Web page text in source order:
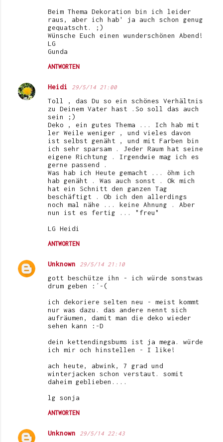
Beim Thema Dekoration bin ich leider
raus, aber ich hab' ja auch schon genug
gequatscht. ;)
Wünsche Euch einen wunderschönen Abend!
LG
Gunda
ANTWORTEN
Heidi 29/5/14 21:00
Toll , das Du so ein schönes Verhältnis
zu Deinem Vater hast .So soll das auch
sein ;)
Deko , ein gutes Thema ... Ich hab mit
ler Weile weniger , und vieles davon
ist selbst genäht , und mit Farben bin
ich sehr sparsam . Jeder Raum hat seine
eigene Richtung . Irgendwie mag ich es
gerne passend .
Was hab ich Heute gemacht ... öhm ich
hab genäht . Was auch sonst . Ok mich
hat ein Schnitt den ganzen Tag
beschäftigt . Ob ich den allerdings
noch mal nähe ... keine Ahnung . Aber
nun ist es fertig ... "freu"
LG Heidi
ANTWORTEN
Unknown 29/5/14 21:10
gott beschütze ihn - ich würde sonstwas
drum geben :´-(
ich dekoriere selten neu - meist kommt
nur was dazu. das andere nennt sich
aufräumen, damit man die deko wieder
sehen kann :-D
dein kettendingsbums ist ja mega. würde
ich mir och hinstellen - I like!
ach heute, abwink, 7 grad und
winterjacken schon verstaut. somit
daheim geblieben....
lg sonja
ANTWORTEN
Unknown 29/5/14 22:43